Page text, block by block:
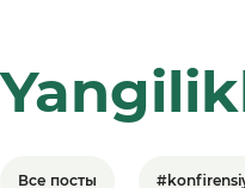
Все посты